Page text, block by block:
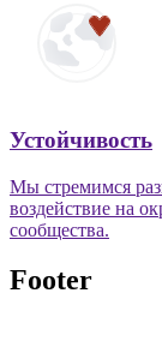
Устойчивость
Мы стремимся
воздействие на
сообщества.
Footer